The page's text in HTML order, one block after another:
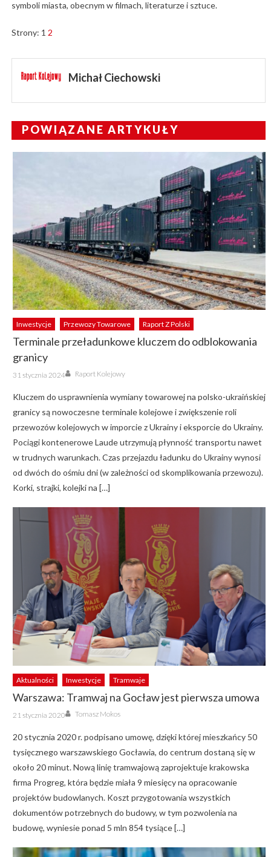
symboli miasta, obecnym w filmach, literaturze i sztuce.
Strony: 1 2
Michał Ciechowski
POWIĄZANE ARTYKUŁY
Inwestycje Przewozy Towarowe Raport Z Polski
Terminale przeładunkowe kluczem do odblokowania
granicy
Posted
on
31 stycznia 2024 Author
Raport Kolejowy
Kluczem do usprawnienia wymiany towarowej na polsko-ukraińskiej
granicy są nowoczesne terminale kolejowe i zwiększenie roli
przewozów kolejowych w imporcie z Ukrainy i eksporcie do Ukrainy.
Pociągi kontenerowe Laude utrzymują płynność transportu nawet
w trudnych warunkach. Czas przejazdu ładunku do Ukrainy wynosi
od dwóch do ośmiu dni (w zależności od skomplikowania przewozu).
Korki, strajki, kolejki na […]
Aktualności Inwestycje Tramwaje
Warszawa: Tramwaj na Gocław jest pierwsza umowa
Posted
on
21 stycznia 2020 Author
Tomasz Mokos
20 stycznia 2020 r. podpisano umowę, dzięki której mieszkańcy 50
tysięcznego warszawskiego Gocławia, do centrum dostaną się w
około 20 minut. Nową linię tramwajową zaprojektuje krakowska
firma Progreg, która będzie miała 9 miesięcy na opracowanie
projektów budowlanych. Koszt przygotowania wszystkich
dokumentów potrzebnych do budowy, w tym pozwolenia na
budowę, wyniesie ponad 5 mln 854 tysiące […]